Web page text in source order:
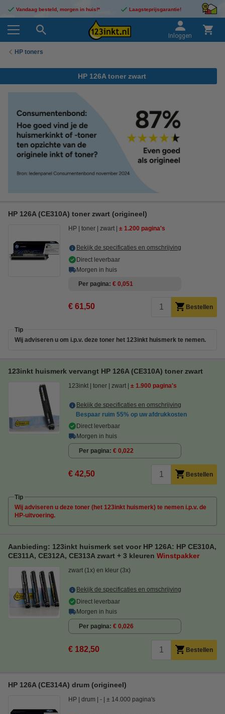
Vandaag besteld, morgen in huis!* Laagsteprijsgarantie!
Inloggen
HP toners
HP 126A toner zwart
HP 126A (CE310A) toner zwart (origineel)
HP toner zwart ± 1.200 pagina's
Bekijk de specificaties en omschrijving
Direct leverbaar
Morgen in huis
Per pagina € 0,051
€ 61,50 Bestellen
Tip
Wij adviseren u om i.p.v. deze toner het 123inkt huismerk te nemen.
123inkt huismerk vervangt HP 126A (CE310A) toner zwart
123inkt toner zwart ± 1.900 pagina's
Bekijk de specificaties en omschrijving
Bespaar ruim 55% op uw afdrukkosten
Direct leverbaar
Morgen in huis
Per pagina € 0,022
€ 42,50 Bestellen
Tip
Wij adviseren u deze toner (het 123inkt huismerk) te nemen i.p.v. de
HP-uitvoering.
Aanbieding: 123inkt huismerk set voor HP 126A: HP CE310A,
CE311A, CE312A, CE313A zwart + 3 kleuren Winstpakker
zwart (1x) en kleur (3x)
Bekijk de specificaties en omschrijving
Direct leverbaar
Morgen in huis
Per pagina € 0,026
€ 182,50 Bestellen
HP 126A (CE314A) drum (origineel)
HP drum - ± 14.000 pagina's